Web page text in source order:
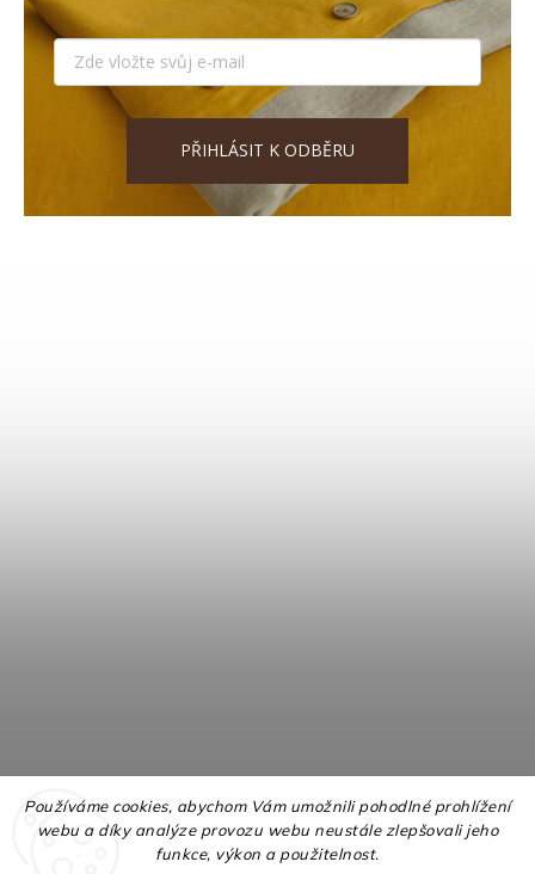
Používáme cookies, abychom Vám umožnili pohodlné prohlížení
webu a díky analýze provozu webu neustále zlepšovali jeho
funkce, výkon a použitelnost.
PŘIHLÁSIT K ODBĚRU